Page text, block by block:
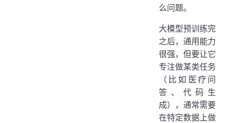
么问题。
大模型预训练完
之后，通用能力
很强，但要让它
专注做某类任务
（比如医疗问
答、代码生
成），通常需要
在特定数据上做